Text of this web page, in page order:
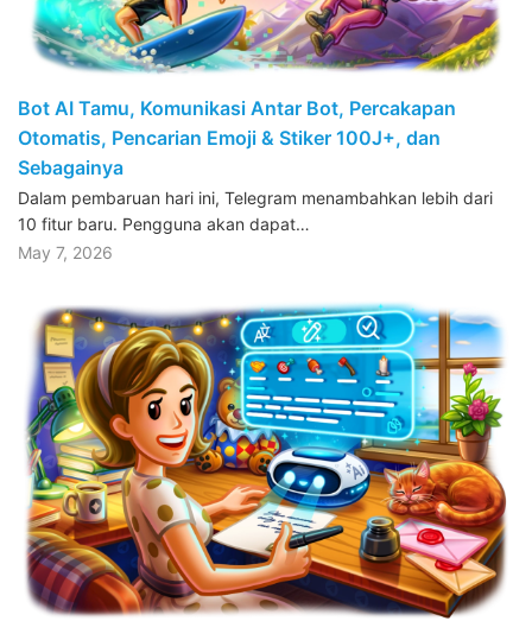
Bot AI Tamu, Komunikasi Antar Bot, Percakapan
Otomatis, Pencarian Emoji & Stiker 100J+, dan
Sebagainya
Dalam pembaruan hari ini, Telegram menambahkan lebih dari
10 fitur baru. Pengguna akan dapat…
May 7, 2026